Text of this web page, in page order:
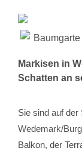
Markisen in
Schatten an
Sie sind auf
Wedemark/
Balkon, der